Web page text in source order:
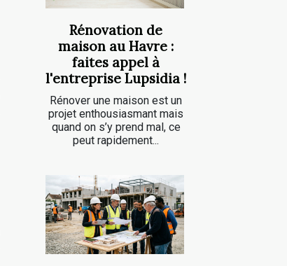
Rénovation de
maison au Havre :
faites appel à
l'entreprise Lupsidia !
Rénover une maison est un
projet enthousiasmant mais
quand on s’y prend mal, ce
peut rapidement...